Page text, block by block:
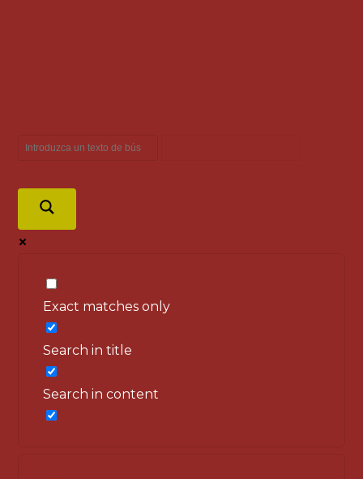
Exact matches only
Search in title
Search in content